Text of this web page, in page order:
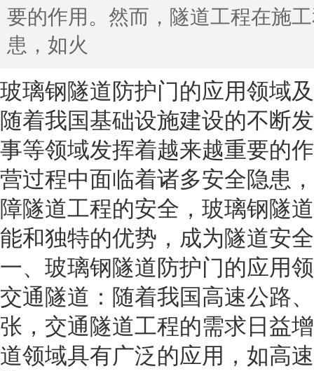
要的作用。然而，隧道工程在施
患，如火
玻璃钢隧道防护门的应用领域
随着我国基础设施建设的不断
事等领域发挥着越来越重要的
营过程中面临着诸多安全隐患
障隧道工程的安全，玻璃钢隧
能和独特的优势，成为隧道安
一、玻璃钢隧道防护门的应用
交通隧道：随着我国高速公路
张，交通隧道工程的需求日益
道领域具有广泛的应用，如高